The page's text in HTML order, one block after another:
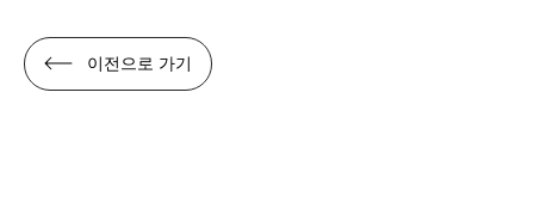
이전으로 가기